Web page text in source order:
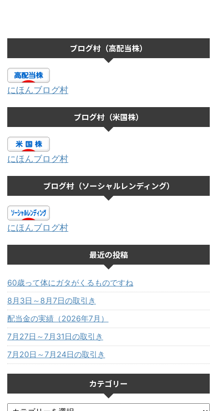
ブログ村（高配当株）
にほんブログ村
ブログ村（米国株）
にほんブログ村
ブログ村（ソーシャルレンディング）
にほんブログ村
最近の投稿
60歳って体にガタがくるものですね
8月3日～8月7日の取引き
配当金の実績（2026年7月）
7月27日～7月31日の取引き
7月20日～7月24日の取引き
カテゴリー